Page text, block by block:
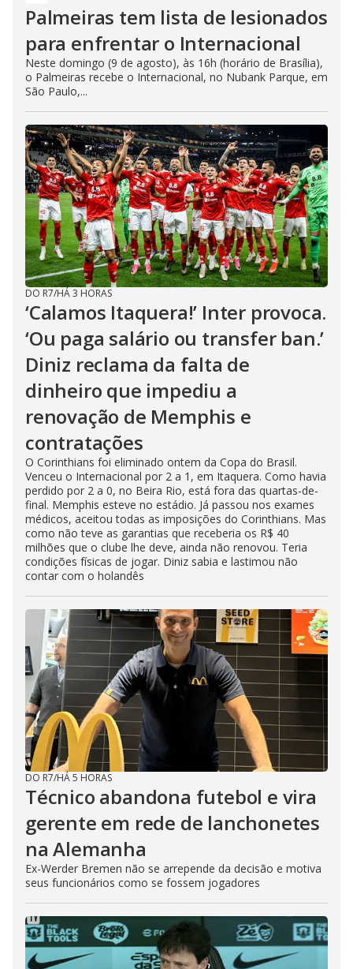
Palmeiras tem lista de lesionados
para enfrentar o Internacional
Neste domingo (9 de agosto), às 16h (horário de Brasília),
o Palmeiras recebe o Internacional, no Nubank Parque, em
São Paulo,...
DO R7/HÁ 3 HORAS
‘Calamos Itaquera!’ Inter provoca.
‘Ou paga salário ou transfer ban.’
Diniz reclama da falta de
dinheiro que impediu a
renovação de Memphis e
contratações
O Corinthians foi eliminado ontem da Copa do Brasil.
Venceu o Internacional por 2 a 1, em Itaquera. Como havia
perdido por 2 a 0, no Beira Rio, está fora das quartas-de-
final. Memphis esteve no estádio. Já passou nos exames
médicos, aceitou todas as imposições do Corinthians. Mas
como não teve as garantias que receberia os R$ 40
milhões que o clube lhe deve, ainda não renovou. Teria
condições físicas de jogar. Diniz sabia e lastimou não
contar com o holandês
DO R7/HÁ 5 HORAS
Técnico abandona futebol e vira
gerente em rede de lanchonetes
na Alemanha
Ex-Werder Bremen não se arrepende da decisão e motiva
seus funcionários como se fossem jogadores